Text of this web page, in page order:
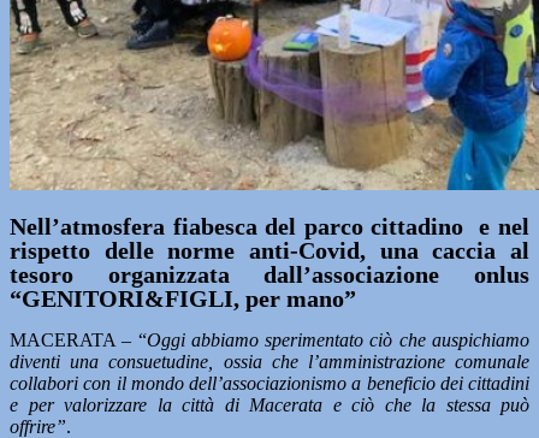
Nell’atmosfera fiabesca del parco cittadino e nel
rispetto delle norme anti-Covid, una caccia al
tesoro organizzata dall’associazione onlus
“GENITORI&FIGLI, per mano”
MACERATA – “Oggi abbiamo sperimentato ciò che auspichiamo
diventi una consuetudine, ossia che l’amministrazione comunale
collabori con il mondo dell’associazionismo a beneficio dei cittadini
e per valorizzare la città di Macerata e ciò che la stessa può
offrire”.